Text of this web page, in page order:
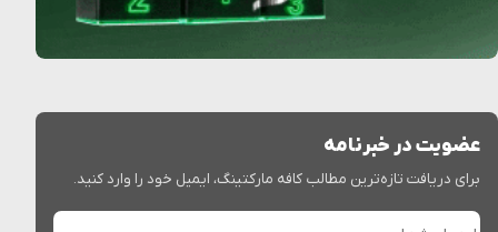
عضویت در خبرنامه
برای دریافت تازه‌ترین مطالب کافه مارکتینگ، ایمیل خود را وارد کنید.
ایمیل شما